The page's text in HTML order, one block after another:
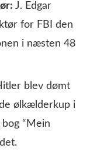
J. Edgar
for FBI den
i næsten 48
blev dømt
ølkælderkup i
“Mein